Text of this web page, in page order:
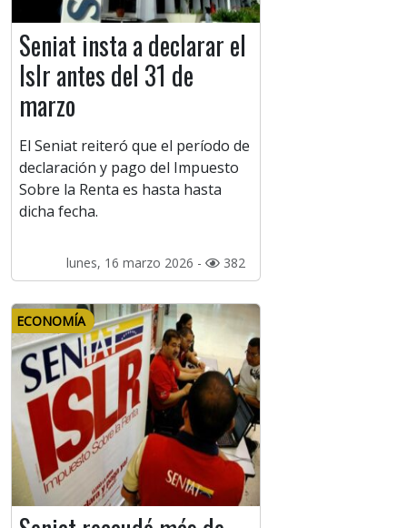
Seniat insta a declarar el
Islr antes del 31 de
marzo
El Seniat reiteró que el período de
declaración y pago del Impuesto
Sobre la Renta es hasta hasta
dicha fecha.
lunes, 16 marzo 2026 - 382
ECONOMÍA